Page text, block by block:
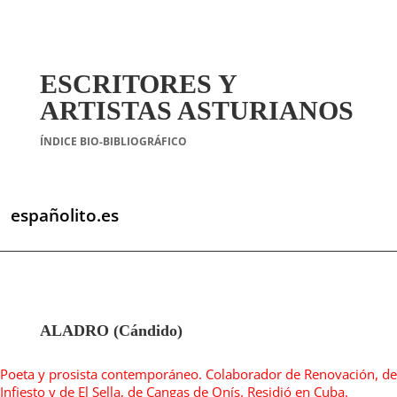
ESCRITORES Y
ARTISTAS ASTURIANOS
ÍNDICE BIO-BIBLIOGRÁFICO
españolito.es
ALADRO (Cándido)
Poeta y prosista contemporáneo. Colaborador de Renovación, de
Infiesto y de El Sella, de Cangas de Onís. Residió en Cuba.